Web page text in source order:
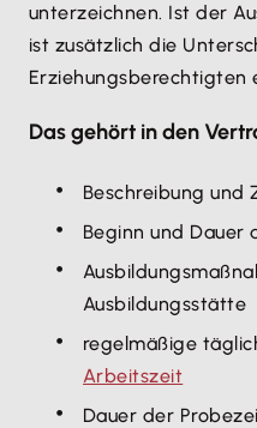
unterzeichnen. Ist der
ist zusätzlich die
Erziehungsberechtigten
Das gehört in den
Beschreibung und
Beginn und Dauer
Ausbildungsstätte
regelmäßige
Arbeitszeit
Dauer der